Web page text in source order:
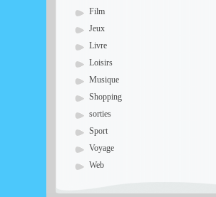
Film
Jeux
Livre
Loisirs
Musique
Shopping
sorties
Sport
Voyage
Web